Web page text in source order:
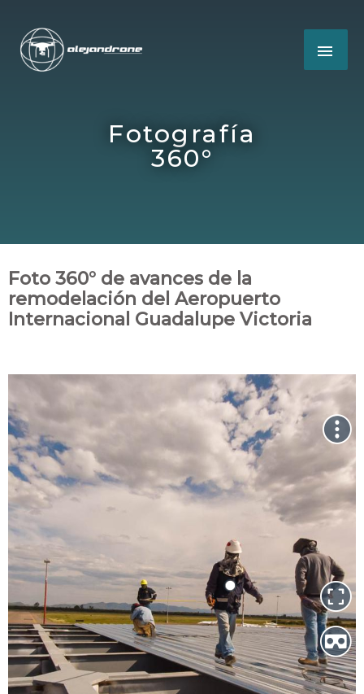
Fotografía
360°
Foto 360° de avances de la
remodelación del Aeropuerto
Internacional Guadalupe Victoria